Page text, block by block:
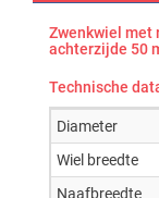
Zwenkwiel met
achterzijde 50
Technische
Diameter
Wiel breedte
Naafbreedte